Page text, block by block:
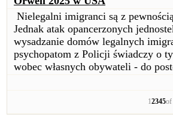
Nielegalni imigranci są z
Jednak atak opancerzonych
wysadzanie domów legalnych
psychopatom z Policji świadczy o
wobec własnych obywateli - do
12345